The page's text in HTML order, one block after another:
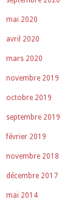
mai 2020
avril 2020
mars 2020
novembre 2019
octobre 2019
septembre 2019
février 2019
novembre 2018
décembre 2017
mai 2014